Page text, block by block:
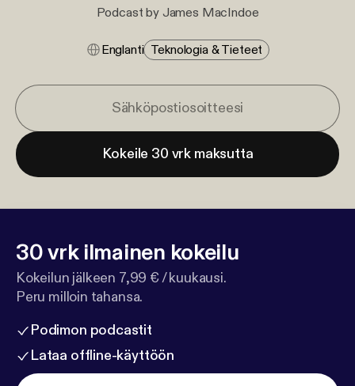
Podcast by James MacIndoe
Englanti Teknologia & Tieteet
Kokeile 30 vrk maksutta
30 vrk ilmainen kokeilu
Kokeilun jälkeen 7,99 € / kuukausi.
Peru milloin tahansa.
Podimon podcastit
Lataa offline-käyttöön